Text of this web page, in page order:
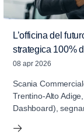
L’officina del
strategica 100%
08 apr 2026
Scania
Trentino-Alto
Dashboard),